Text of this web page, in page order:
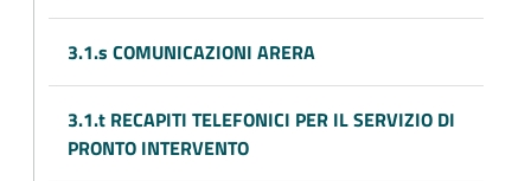
3.1.s COMUNICAZIONI ARERA
3.1.t RECAPITI TELEFONICI PER IL SERVIZIO DI
PRONTO INTERVENTO